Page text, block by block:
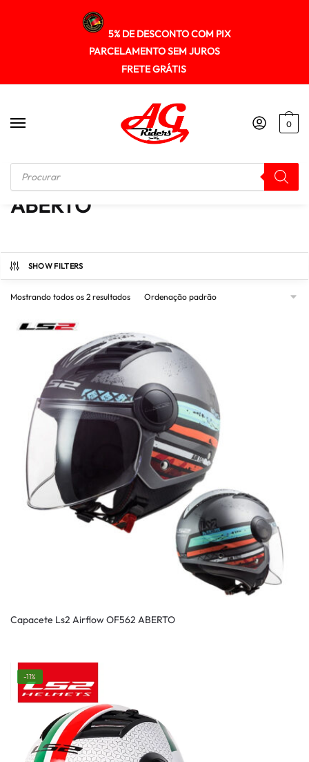
5% DE DESCONTO COM PIX
PARCELAMENTO SEM JUROS
FRETE GRÁTIS
0
Início / ABERTO
ABERTO
SHOW FILTERS
Mostrando todos os 2 resultados
Capacete Ls2 Airflow OF562 ABERTO
-11%